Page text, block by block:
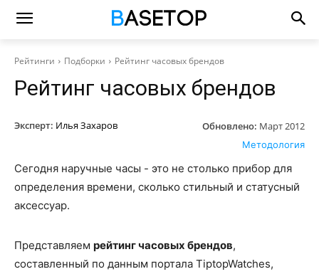
Рейтинги Подборки Рейтинг часовых брендов
Рейтинг часовых брендов
Эксперт: Илья Захаров Обновлено: Март 2012
Методология
Сегодня наручные часы - это не столько прибор для
определения времени, сколько стильный и статусный
аксессуар.
Представляем рейтинг часовых брендов,
составленный по данным портала TiptopWatches,